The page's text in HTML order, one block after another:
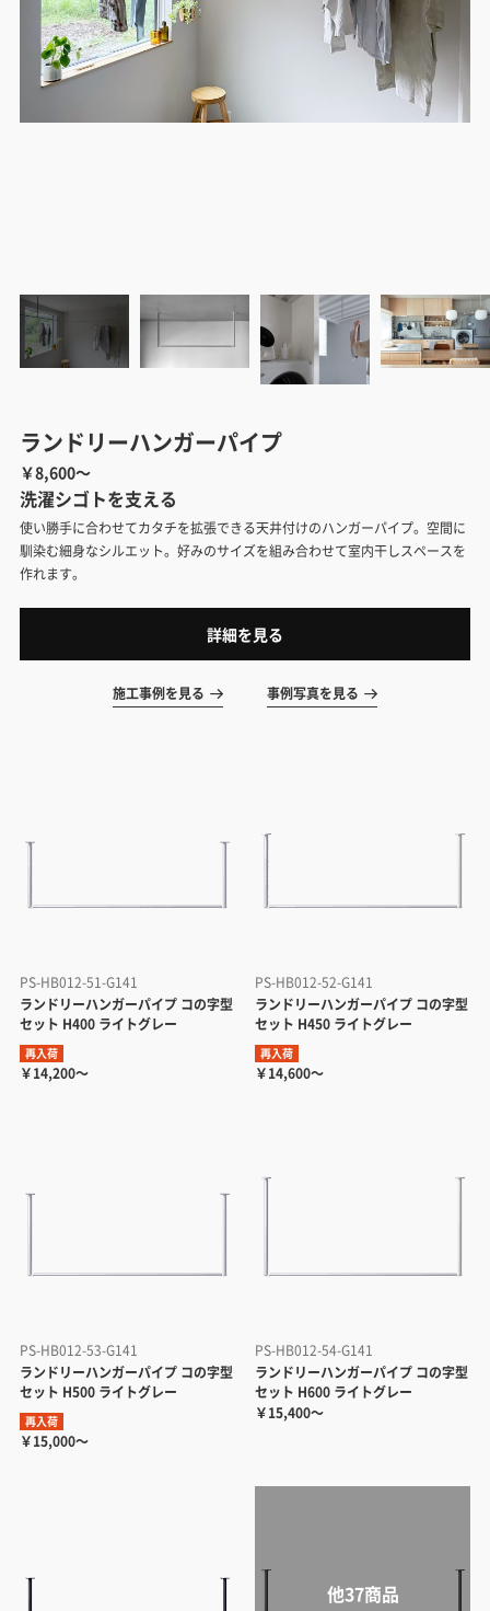
ランドリーハンガーパイプ
￥8,600～
洗濯シゴトを支える
使い勝手に合わせてカタチを拡張できる天井付けのハンガーパイプ。空間に
馴染む細身なシルエット。好みのサイズを組み合わせて室内干しスペースを
作れます。
詳細を見る
施工事例を見る 事例写真を見る
PS-HB012-51-G141
ランドリーハンガーパイプ コの字型
セット H400 ライトグレー
再入荷
￥14,200～
PS-HB012-52-G141
ランドリーハンガーパイプ コの字型
セット H450 ライトグレー
再入荷
￥14,600～
PS-HB012-53-G141
ランドリーハンガーパイプ コの字型
セット H500 ライトグレー
再入荷
￥15,000～
PS-HB012-54-G141
ランドリーハンガーパイプ コの字型
セット H600 ライトグレー
￥15,400～